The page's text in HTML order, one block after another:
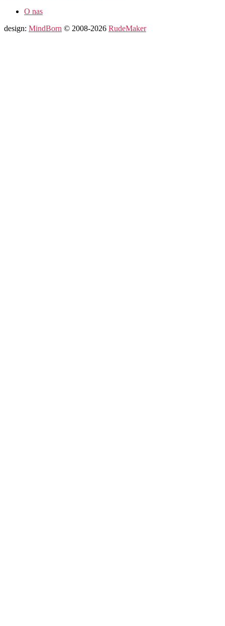
O nas
design: MindBorn © 2008-2026 RudeMaker